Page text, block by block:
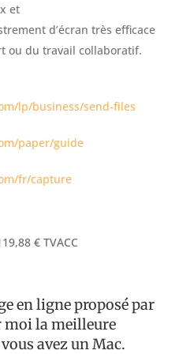
et
d’écran très efficace
ou du travail collaboratif.
lp/business/send-files
paper/guide
fr/capture
€ TVACC
en ligne proposé par
moi la meilleure
avez un Mac.